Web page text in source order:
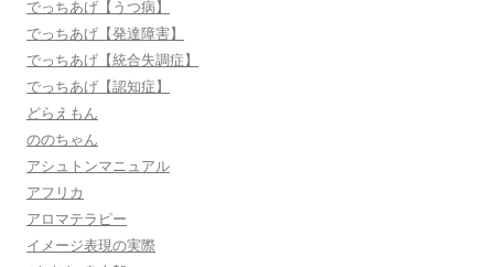
でっちあげ【うつ病】
でっちあげ【発達障害】
でっちあげ【統合失調症】
でっちあげ【認知症】
どらえもん
ののちゃん
アシュトンマニュアル
アフリカ
アロマテラピー
イメージ表現の実際